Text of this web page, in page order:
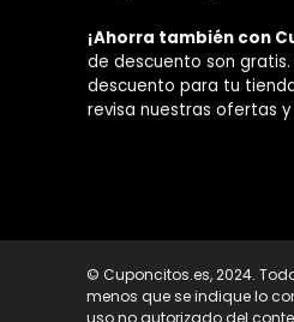
¡Ahorra también con
de descuento son
descuento para tu
revisa nuestras ofertas
© Cuponcitos.es, 2024.
menos que se indique lo
uso no autorizado del